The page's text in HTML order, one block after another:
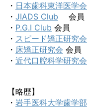
・ 日本歯科東洋医学会
・ JIADS Club 会員
・ P.G.I Club 会員
・ スピード矯正研究会
・ 床矯正研究会 会員
・ 近代口腔科学研究会
【略歴】
・ 岩手医科大学歯学部